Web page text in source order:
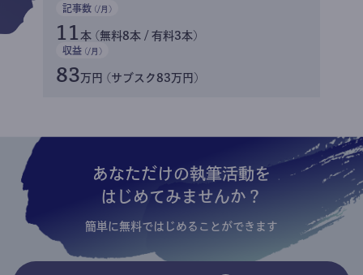
記事数 (/月)
11 本 (無料8本 / 有料3本)
収益 (/月)
83万円 (サブスク83万円)
あなただけの執筆活動を
はじめてみませんか？
簡単に無料ではじめることができます